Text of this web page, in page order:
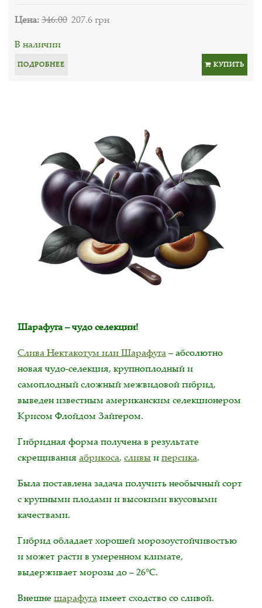
Цена:346.00 207.6 грн
В наличии
ПОДРОБНЕЕ КУПИТЬ
Шарафуга – чудо селекции!
Слива Нектакотум или Шарафуга– абсолютно
новая чудо-селекция, крупноплодный и
самоплодный сложный межвидовой гибрид,
выведен известным американским селекционером
Крисом Флойдом Зайгером.
Гибридная форма получена в результате
скрещивания абрикоса, сливы иперсика.
Была поставлена задача получить необычный сорт
с крупными плодами и высокими вкусовыми
качествами.
Гибрид обладает хорошей морозоустойчивостью
и может расти в умеренном климате,
выдерживает морозы до – 26°С.
Внешне шарафугаимеет сходство со сливой.